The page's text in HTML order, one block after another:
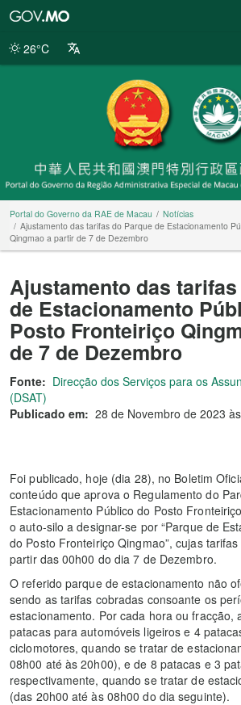
da
26°C
Portal do Governo da RAE de Macau
Notícias
Ajustamento das tarifas do Parque de Estacionamento
Qingmao a partir de 7 de Dezembro
Ajustamento das
de Estacionamento
Posto Fronteiriço
de 7 de Dezembro
Fonte: Direcção dos Serviços para os
(DSAT)
Publicado em: 28 de Novembro de 2023
Foi publicado, hoje (dia 28), no Boletim
conteúdo que aprova o Regulamento do
Estacionamento Público do Posto
o auto-silo a designar-se por “Parque de
do Posto Fronteiriço Qingmao”, cujas
partir das 00h00 do dia 7 de Dezembro.
O referido parque de estacionamento não
sendo as tarifas cobradas consoante os
estacionamento. Por cada hora ou fracção,
patacas para automóveis ligeiros e 4
ciclomotores, quando se tratar de
08h00 até às 20h00), e de 8 patacas e 3
respectivamente, quando se tratar de
(das 20h00 até às 08h00 do dia seguinte).